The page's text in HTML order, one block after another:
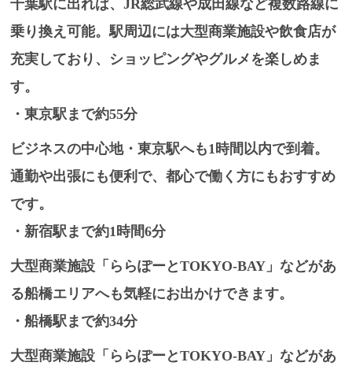
千葉駅に出れば、JR総武線や成田線など複数路線に
乗り換え可能。駅周辺には大型商業施設や飲食店が
充実しており、ショッピングやグルメを楽しめま
す。
・東京駅まで約55分
ビジネスの中心地・東京駅へも1時間以内で到着。
通勤や出張にも便利で、都心で働く方にもおすすめ
です。
・新宿駅まで約1時間6分
大型商業施設「ららぽーとTOKYO-BAY」などがあ
る船橋エリアへも気軽にお出かけできます。
・船橋駅まで約34分
大型商業施設「ららぽーとTOKYO-BAY」などがあ